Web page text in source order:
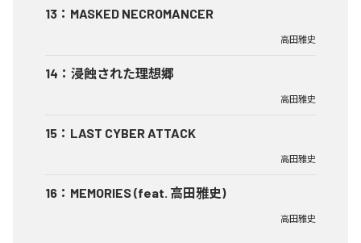
13 ： MASKED NECROMANCER
高田雅史
14 ： 浸蝕された理想郷
高田雅史
15 ： LAST CYBER ATTACK
高田雅史
16 ： MEMORIES (feat. 高田雅史)
高田雅史